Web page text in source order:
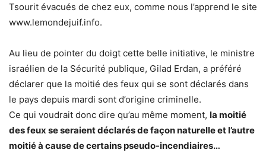
Tsourit évacués de chez eux, comme nous l’apprend le site
www.lemondejuif.info.
Au lieu de pointer du doigt cette belle initiative, le ministre
israélien de la Sécurité publique, Gilad Erdan, a préféré
déclarer que la moitié des feux qui se sont déclarés dans
le pays depuis mardi sont d’origine criminelle.
Ce qui voudrait donc dire qu’au même moment, la moitié
des feux se seraient déclarés de façon naturelle et l’autre
moitié à cause de certains pseudo-incendiaires…